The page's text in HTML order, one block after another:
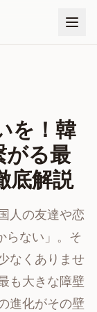
を！韓
がる最
底解説
人の友達や恋
らない」。そ
なくありませ
も大きな障壁
進化がその壁